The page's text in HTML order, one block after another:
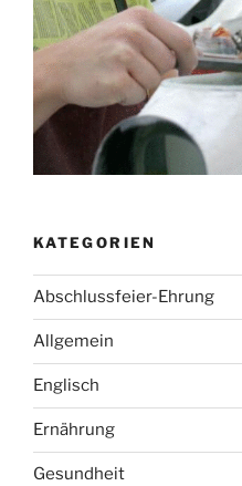
KATEGORIEN
Abschlussfeier-Ehrung
Allgemein
Englisch
Ernährung
Gesundheit